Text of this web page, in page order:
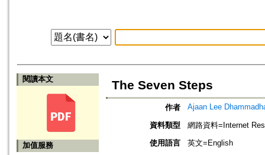
閱讀本文
加值服務
The Seven Steps
作者 Ajaan Lee
資料類型
網路資料=Internet
使用語言
英文=English